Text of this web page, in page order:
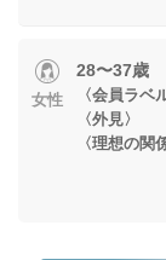
女性
28〜37歳
〈会員ラ
〈外見〉
〈理想の